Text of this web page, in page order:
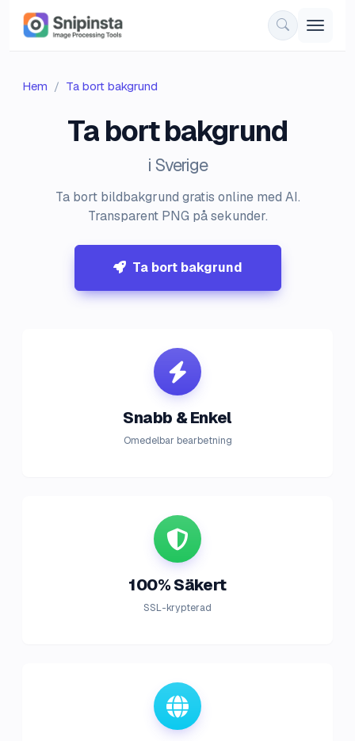
Hem Ta bort bakgrund
Ta bort bakgrund
i Sverige
Ta bort bildbakgrund gratis online med AI.
Transparent PNG på sekunder.
Ta bort bakgrund
Snabb & Enkel
Omedelbar bearbetning
100% Säkert
SSL-krypterad